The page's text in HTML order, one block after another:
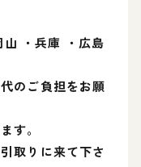
山 ・兵庫 ・広島
のご負担をお願
す。
取りに来て下さ